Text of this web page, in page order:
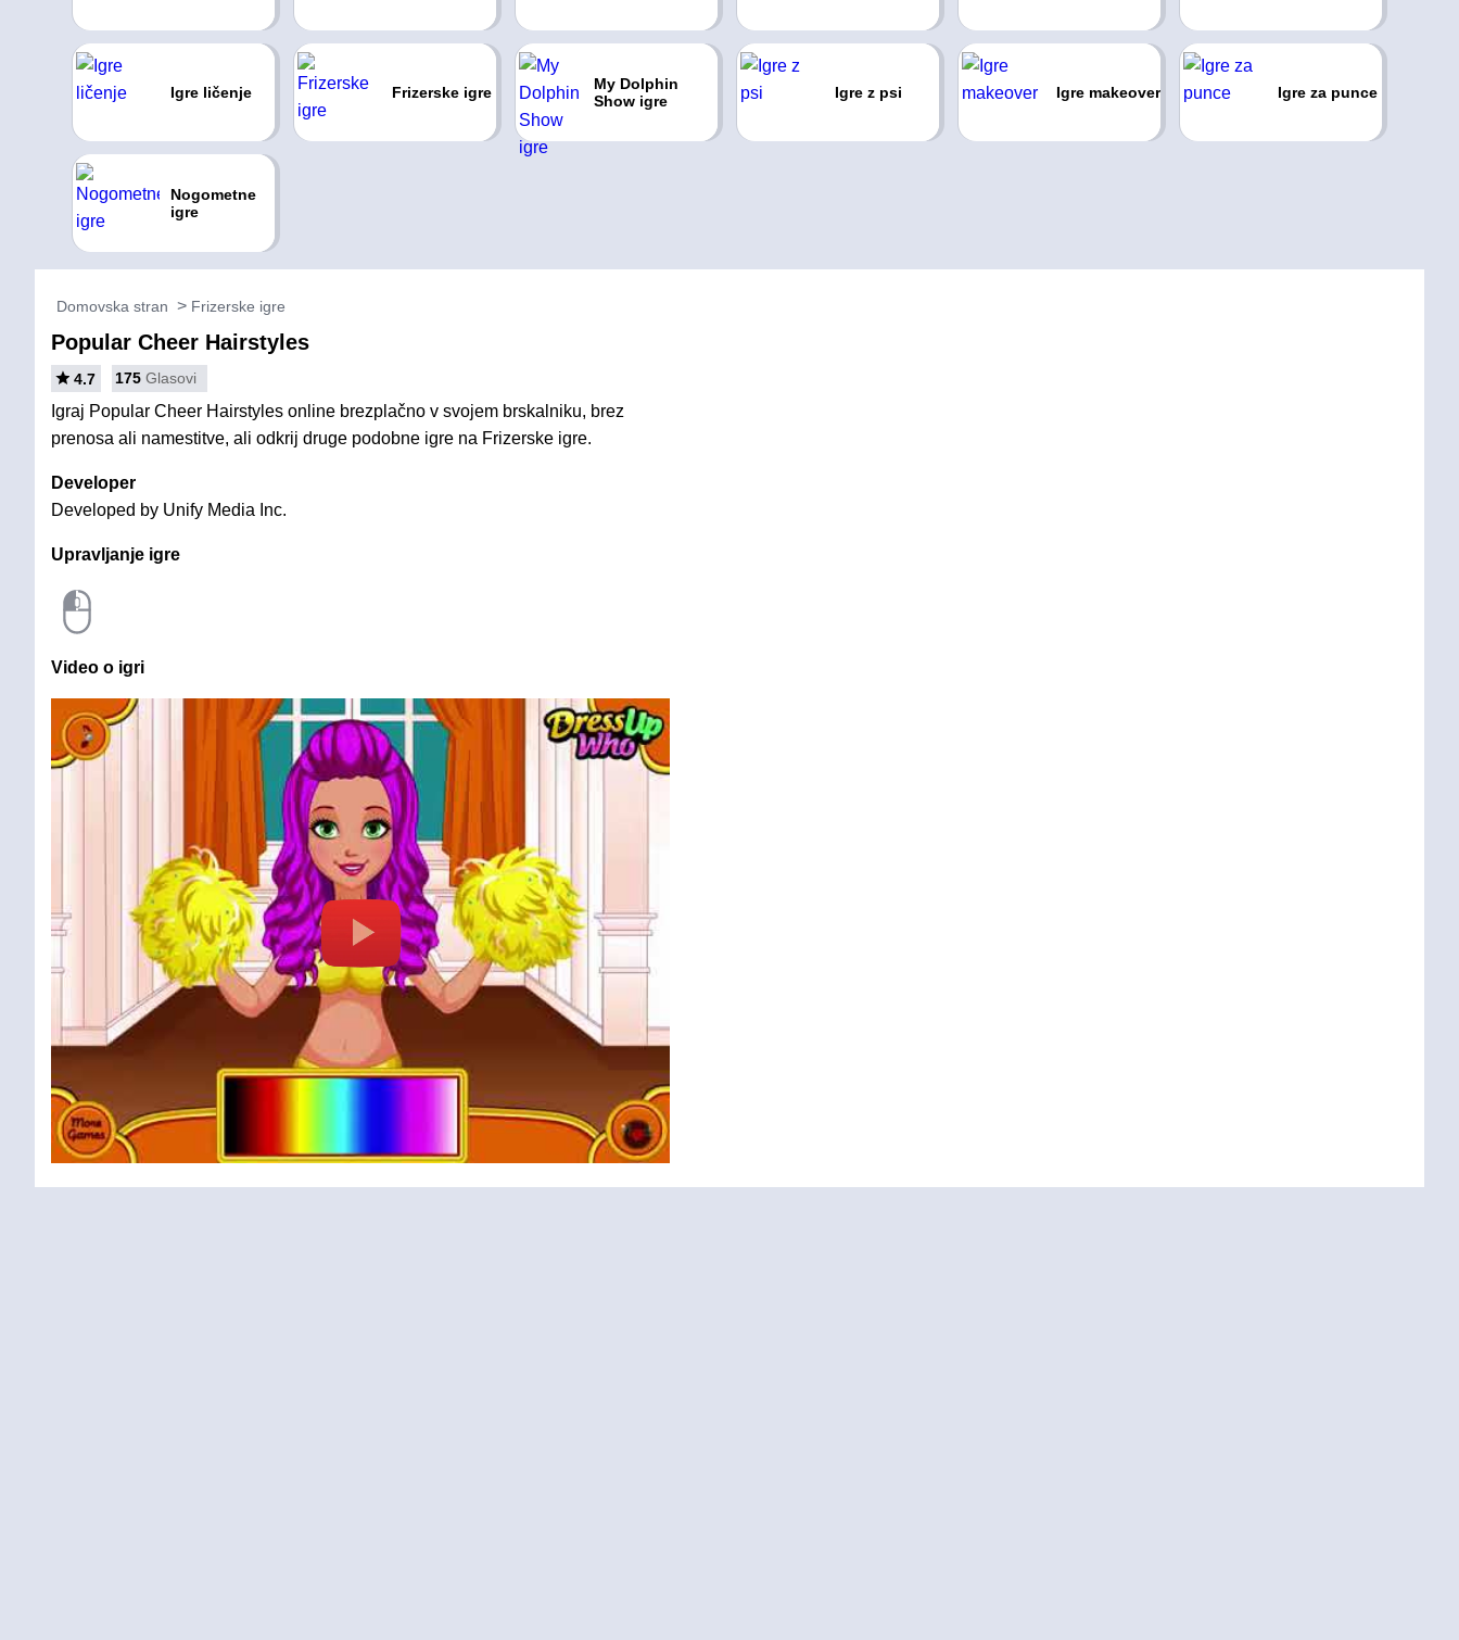
Igre ličenje Frizerske igre
My Dolphin
Show igre
Igre z psi Igre makeover Igre za punce
Nogometne
igre
Domovska stran Frizerske igre
Popular Cheer Hairstyles
4.7 175 Glasovi
Igraj Popular Cheer Hairstyles online brezplačno v svojem brskalniku, brez
prenosa ali namestitve, ali odkrij druge podobne igre na Frizerske igre.
Developer
Developed by Unify Media Inc.
Upravljanje igre
Video o igri